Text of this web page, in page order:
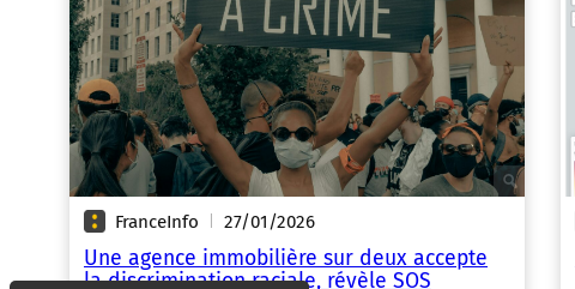
FranceInfo 27/01/2026
Une agence immobilière sur deux accepte
la discrimination raciale, révèle SOS